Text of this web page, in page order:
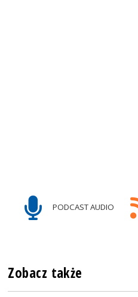
PODCAST AUDIO
Zobacz także